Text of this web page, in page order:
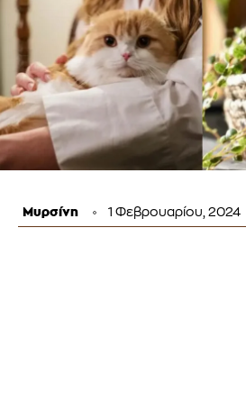
Μυρσίνη 1 Φεβρουαρίου, 2024